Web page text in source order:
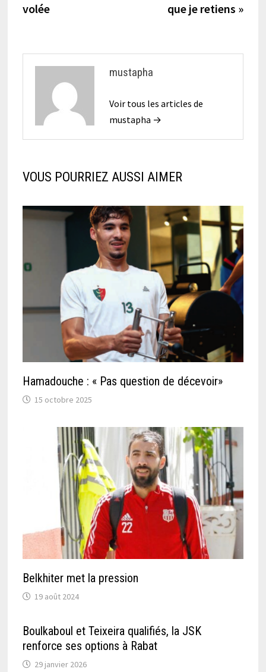
volée
que je retiens »
mustapha
Voir tous les articles de
mustapha →
VOUS POURRIEZ AUSSI AIMER
Hamadouche : « Pas question de décevoir»
15 octobre 2025
Belkhiter met la pression
19 août 2024
Boulkaboul et Teixeira qualifiés, la JSK
renforce ses options à Rabat
29 janvier 2026